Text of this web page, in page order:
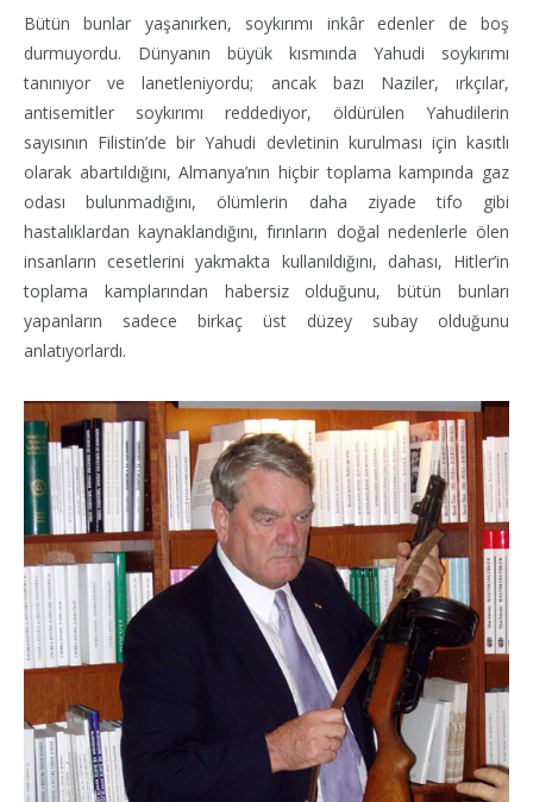
Bütün bunlar yaşanırken, soykırımı inkâr edenler de boş
durmuyordu. Dünyanın büyük kısmında Yahudi soykırımı
tanınıyor ve lanetleniyordu; ancak bazı Naziler, ırkçılar,
antisemitler soykırımı reddediyor, öldürülen Yahudilerin
sayısının Filistin’de bir Yahudi devletinin kurulması için kasıtlı
olarak abartıldığını, Almanya’nın hiçbir toplama kampında gaz
odası bulunmadığını, ölümlerin daha ziyade tifo gibi
hastalıklardan kaynaklandığını, fırınların doğal nedenlerle ölen
insanların cesetlerini yakmakta kullanıldığını, dahası, Hitler’in
toplama kamplarından habersiz olduğunu, bütün bunları
yapanların sadece birkaç üst düzey subay olduğunu
anlatıyorlardı.